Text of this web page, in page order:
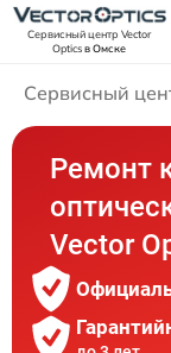
Сервисный центр Vector
Opticsв Омске
Сервисный
Ремонт
Vector